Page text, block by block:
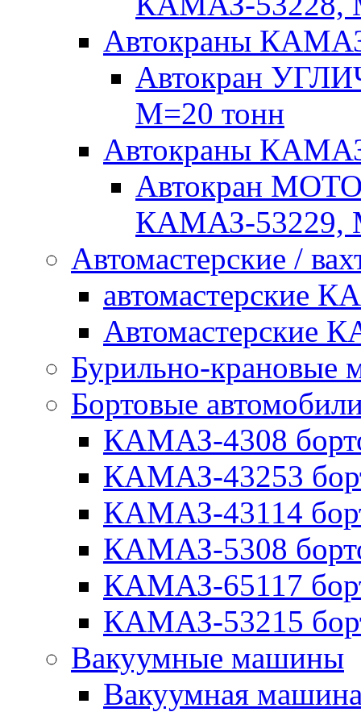
Автокраны
Автокран
М=20 тонн
Автокраны
Автокран
КАМАЗ-53229,
Автомастерские /
автомастерские
Автомастерские
Бурильно-крановые
Бортовые
КАМАЗ-4308
КАМАЗ-43253
КАМАЗ-43114
КАМАЗ-5308
КАМАЗ-65117
КАМАЗ-53215
Вакуумные машины
Вакуумная